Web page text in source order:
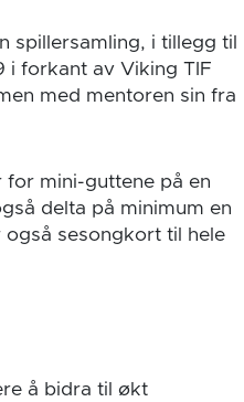
spillersamling, i tillegg til
i forkant av Viking TIF
med mentoren sin fra
for mini-guttene på en
delta på minimum en
sesongkort til hele
å bidra til økt